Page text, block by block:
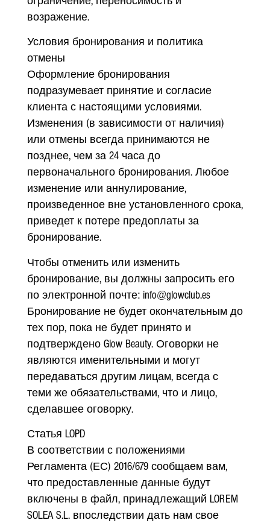
возражение.
Условия бронирования и политика
отмены
Оформление бронирования
подразумевает принятие и согласие
клиента с настоящими условиями.
Изменения (в зависимости от наличия)
или отмены всегда принимаются не
позднее, чем за 24 часа до
первоначального бронирования. Любое
изменение или аннулирование,
произведенное вне установленного срока,
приведет к потере предоплаты за
бронирование.
Чтобы отменить или изменить
бронирование, вы должны запросить его
по электронной почте: info@glowclub.es
Бронирование не будет окончательным до
тех пор, пока не будет принято и
подтверждено Glow Beauty. Оговорки не
являются именительными и могут
передаваться другим лицам, всегда с
теми же обязательствами, что и лицо,
сделавшее оговорку.
Статья LOPD
В соответствии с положениями
Регламента (ЕС) 2016/679 сообщаем вам,
что предоставленные данные будут
включены в файл, принадлежащий LOREM
SOLEA S.L. впоследствии дать нам свое